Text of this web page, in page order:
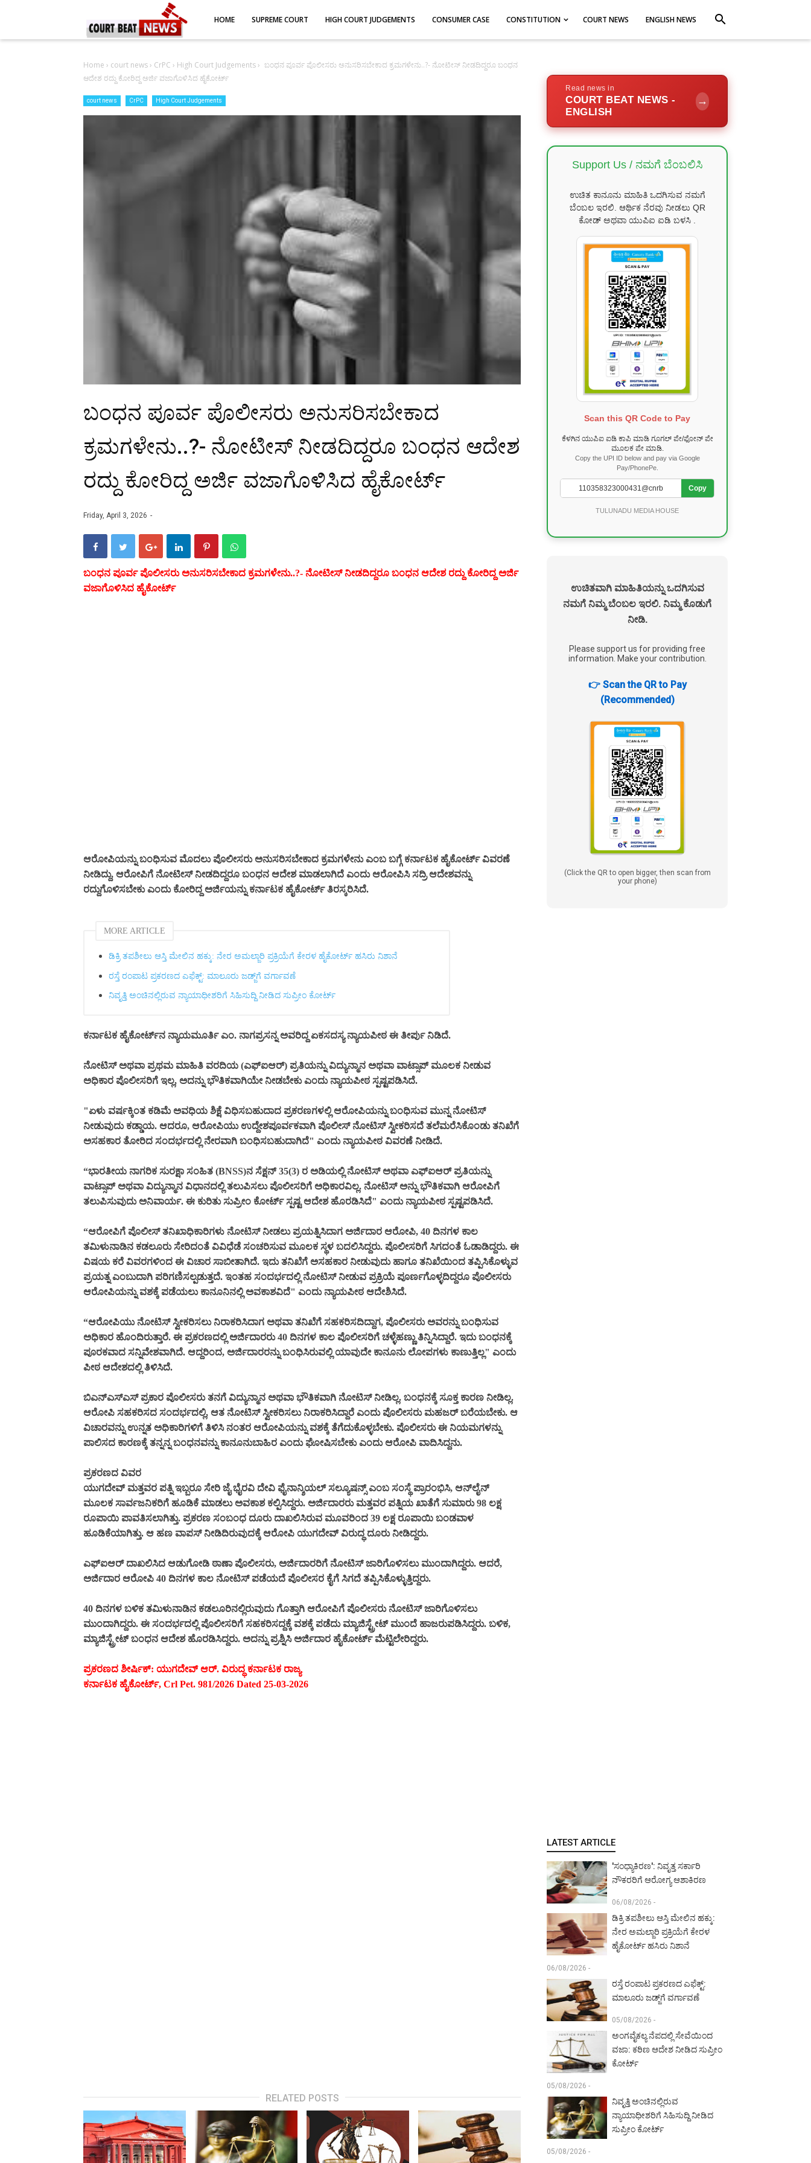
HOME SUPREME COURT HIGH COURT JUDGEMENTS CONSUMER CASE CONSTITUTION COURT NEWS ENGLISH NEWS search
Home › court news› CrPC › High Court Judgements› ಬಂಧನ ಪೂರ್ವ ಪೊಲೀಸರು ಅನುಸರಿಸಬೇಕಾದ ಕ್ರಮಗಳೇನು..?- ನೋಟೀಸ್ ನೀಡದಿದ್ದರೂ ಬಂಧನ
ಆದೇಶ ರದ್ದು ಕೋರಿದ್ದ ಅರ್ಜಿ ವಜಾಗೊಳಿಸಿದ ಹೈಕೋರ್ಟ್
court news CrPC High Court Judgements
ಬಂಧನ ಪೂರ್ವ ಪೊಲೀಸರು ಅನುಸರಿಸಬೇಕಾದ
ಕ್ರಮಗಳೇನು..?- ನೋಟೀಸ್ ನೀಡದಿದ್ದರೂ ಬಂಧನ ಆದೇಶ
ರದ್ದು ಕೋರಿದ್ದ ಅರ್ಜಿ ವಜಾಗೊಳಿಸಿದ ಹೈಕೋರ್ಟ್
Friday, April 3, 2026
ಬಂಧನ ಪೂರ್ವ ಪೊಲೀಸರು ಅನುಸರಿಸಬೇಕಾದ ಕ್ರಮಗಳೇನು..?- ನೋಟೀಸ್ ನೀಡದಿದ್ದರೂ ಬಂಧನ ಆದೇಶ ರದ್ದು ಕೋರಿದ್ದ ಅರ್ಜಿ
ವಜಾಗೊಳಿಸಿದ ಹೈಕೋರ್ಟ್
ಆರೋಪಿಯನ್ನು ಬಂಧಿಸುವ ಮೊದಲು ಪೊಲೀಸರು ಅನುಸರಿಸಬೇಕಾದ ಕ್ರಮಗಳೇನು ಎಂಬ ಬಗ್ಗೆ ಕರ್ನಾಟಕ ಹೈಕೋರ್ಟ್ ವಿವರಣೆ
ನೀಡಿದ್ದು, ಆರೋಪಿಗೆ ನೋಟೀಸ್ ನೀಡದಿದ್ದರೂ ಬಂಧನ ಆದೇಶ ಮಾಡಲಾಗಿದೆ ಎಂದು ಆರೋಪಿಸಿ ಸದ್ರಿ ಆದೇಶವನ್ನು
ರದ್ದುಗೊಳಿಸಬೇಕು ಎಂದು ಕೋರಿದ್ದ ಅರ್ಜಿಯನ್ನು ಕರ್ನಾಟಕ ಹೈಕೋರ್ಟ್ ತಿರಸ್ಕರಿಸಿದೆ.
MORE ARTICLE
ಡಿಕ್ರಿ ತಪಶೀಲು ಆಸ್ತಿ ಮೇಲಿನ ಹಕ್ಕು: ನೇರ ಅಮಲ್ಜಾರಿ ಪ್ರಕ್ರಿಯೆಗೆ ಕೇರಳ ಹೈಕೋರ್ಟ್ ಹಸಿರು ನಿಶಾನೆ
ರಸ್ತೆ ರಂಪಾಟ ಪ್ರಕರಣದ ಎಫೆಕ್ಟ್‌: ಮಾಲೂರು ಜಡ್ಜ್‌ಗೆ ವರ್ಗಾವಣೆ
ನಿವೃತ್ತಿ ಅಂಚಿನಲ್ಲಿರುವ ನ್ಯಾಯಾಧೀಶರಿಗೆ ಸಿಹಿಸುದ್ದಿ ನೀಡಿದ ಸುಪ್ರೀಂ ಕೋರ್ಟ್‌
ಕರ್ನಾಟಕ ಹೈಕೋರ್ಟ್‌ನ ನ್ಯಾಯಮೂರ್ತಿ ಎಂ. ನಾಗಪ್ರಸನ್ನ ಅವರಿದ್ದ ಏಕಸದಸ್ಯ ನ್ಯಾಯಪೀಠ ಈ ತೀರ್ಪು ನಿಡಿದೆ.
ನೋಟಿಸ್‌ ಅಥವಾ ಪ್ರಥಮ ಮಾಹಿತಿ ವರದಿಯ (ಎಫ್‌ಐಆರ್) ಪ್ರತಿಯನ್ನು ವಿದ್ಯುನ್ಮಾನ ಅಥವಾ ವಾಟ್ಸಾಪ್ ಮೂಲಕ ನೀಡುವ
ಅಧಿಕಾರ ಪೊಲೀಸರಿಗೆ ಇಲ್ಲ, ಅದನ್ನು ಭೌತಿಕವಾಗಿಯೇ ನೀಡಬೇಕು ಎಂದು ನ್ಯಾಯಪೀಠ ಸ್ಪಷ್ಟಪಡಿಸಿದೆ.
"ಏಳು ವರ್ಷಕ್ಕಿಂತ ಕಡಿಮೆ ಅವಧಿಯ ಶಿಕ್ಷೆ ವಿಧಿಸಬಹುದಾದ ಪ್ರಕರಣಗಳಲ್ಲಿ ಆರೋಪಿಯನ್ನು ಬಂಧಿಸುವ ಮುನ್ನ ನೋಟಿಸ್‌
ನೀಡುವುದು ಕಡ್ಡಾಯ. ಆದರೂ, ಆರೋಪಿಯು ಉದ್ದೇಶಪೂರ್ವಕವಾಗಿ ಪೊಲೀಸ್ ನೋಟಿಸ್ ಸ್ವೀಕರಿಸದೆ ತಲೆಮರೆಸಿಕೊಂಡು ತನಿಖೆಗೆ
ಅಸಹಕಾರ ತೋರಿದ ಸಂದರ್ಭದಲ್ಲಿ ನೇರವಾಗಿ ಬಂಧಿಸಬಹುದಾಗಿದೆ" ಎಂದು ನ್ಯಾಯಪೀಠ ವಿವರಣೆ ನೀಡಿದೆ.
“ಭಾರತೀಯ ನಾಗರಿಕ ಸುರಕ್ಷಾ ಸಂಹಿತ (BNSS)ನ ಸೆಕ್ಷನ್ 35(3) ರ ಅಡಿಯಲ್ಲಿ ನೋಟಿಸ್ ಅಥವಾ ಎಫ್‌ಐಆರ್ ಪ್ರತಿಯನ್ನು
ವಾಟ್ಸಾಪ್ ಅಥವಾ ವಿದ್ಯುನ್ಮಾನ ವಿಧಾನದಲ್ಲಿ ತಲುಪಿಸಲು ಪೊಲೀಸರಿಗೆ ಅಧಿಕಾರವಿಲ್ಲ. ನೋಟಿಸ್‌ ಅನ್ನು ಭೌತಿಕವಾಗಿ ಆರೋಪಿಗೆ
ತಲುಪಿಸುವುದು ಅನಿವಾರ್ಯ. ಈ ಕುರಿತು ಸುಪ್ರೀಂ ಕೋರ್ಟ್ ಸ್ಪಷ್ಟ ಆದೇಶ ಹೊರಡಿಸಿದೆ" ಎಂದು ನ್ಯಾಯಪೀಠ ಸ್ಪಷ್ಟಪಡಿಸಿದೆ.
“ಆರೋಪಿಗೆ ಪೊಲೀಸ್ ತನಿಖಾಧಿಕಾರಿಗಳು ನೋಟಿಸ್ ನೀಡಲು ಪ್ರಯತ್ನಿಸಿದಾಗ ಅರ್ಜಿದಾರ ಆರೋಪಿ, 40 ದಿನಗಳ ಕಾಲ
ತಮಿಳುನಾಡಿನ ಕಡಲೂರು ಸೇರಿದಂತೆ ವಿವಿಧೆಡೆ ಸಂಚರಿಸುವ ಮೂಲಕ ಸ್ಥಳ ಬದಲಿಸಿದ್ದರು. ಪೊಲೀಸರಿಗೆ ಸಿಗದಂತೆ ಓಡಾಡಿದ್ದರು. ಈ
ವಿಷಯ ಕರೆ ವಿವರಗಳಿಂದ ಈ ವಿಚಾರ ಸಾಬೀತಾಗಿದೆ. ಇದು ತನಿಖೆಗೆ ಅಸಹಕಾರ ನೀಡುವುದು ಹಾಗೂ ತನಿಖೆಯಿಂದ ತಪ್ಪಿಸಿಕೊಳ್ಳುವ
ಪ್ರಯತ್ನ ಎಂಬುದಾಗಿ ಪರಿಗಣಿಸಲ್ಪಡುತ್ತದೆ. ಇಂತಹ ಸಂದರ್ಭದಲ್ಲಿ ನೋಟಿಸ್‌ ನೀಡುವ ಪ್ರಕ್ರಿಯೆ ಪೂರ್ಣಗೊಳ್ಳದಿದ್ದರೂ ಪೊಲೀಸರು
ಆರೋಪಿಯನ್ನು ವಶಕ್ಕೆ ಪಡೆಯಲು ಕಾನೂನಿನಲ್ಲಿ ಅವಕಾಶವಿದೆ" ಎಂದು ನ್ಯಾಯಪೀಠ ಆದೇಶಿಸಿದೆ.
“ಆರೋಪಿಯು ನೋಟಿಸ್ ಸ್ವೀಕರಿಸಲು ನಿರಾಕರಿಸಿದಾಗ ಅಥವಾ ತನಿಖೆಗೆ ಸಹಕರಿಸದಿದ್ದಾಗ, ಪೊಲೀಸರು ಅವರನ್ನು ಬಂಧಿಸುವ
ಅಧಿಕಾರ ಹೊಂದಿರುತ್ತಾರೆ. ಈ ಪ್ರಕರಣದಲ್ಲಿ ಅರ್ಜಿದಾರರು 40 ದಿನಗಳ ಕಾಲ ಪೊಲೀಸರಿಗೆ ಚಳ್ಳೆಹಣ್ಣು ತಿನ್ನಿಸಿದ್ದಾರೆ. ಇದು ಬಂಧನಕ್ಕೆ
ಪೂರಕವಾದ ಸನ್ನಿವೇಶವಾಗಿದೆ. ಆದ್ದರಿಂದ, ಅರ್ಜಿದಾರರನ್ನು ಬಂಧಿಸಿರುವಲ್ಲಿ ಯಾವುದೇ ಕಾನೂನು ಲೋಪಗಳು ಕಾಣುತ್ತಿಲ್ಲ" ಎಂದು
ಪೀಠ ಆದೇಶದಲ್ಲಿ ತಿಳಿಸಿದೆ.
ಬಿಎನ್‌ಎಸ್‌ಎಸ್‌ ಪ್ರಕಾರ ಪೊಲೀಸರು ತನಗೆ ವಿದ್ಯುನ್ಮಾನ ಅಥವಾ ಭೌತಿಕವಾಗಿ ನೋಟಿಸ್‌ ನೀಡಿಲ್ಲ. ಬಂಧನಕ್ಕೆ ಸೂಕ್ತ ಕಾರಣ ನೀಡಿಲ್ಲ.
ಆರೋಪಿ ಸಹಕರಿಸದ ಸಂದರ್ಭದಲ್ಲಿ, ಆತ ನೋಟಿಸ್ ಸ್ವೀಕರಿಸಲು ನಿರಾಕರಿಸಿದ್ದಾರೆ ಎಂದು ಪೊಲೀಸರು ಮಹಜರ್ ಬರೆಯಬೇಕು. ಆ
ವಿಚಾರವನ್ನು ಉನ್ನತ ಅಧಿಕಾರಿಗಳಿಗೆ ತಿಳಿಸಿ ನಂತರ ಆರೋಪಿಯನ್ನು ವಶಕ್ಕೆ ತೆಗೆದುಕೊಳ್ಳಬೇಕು. ಪೊಲೀಸರು ಈ ನಿಯಮಗಳನ್ನು
ಪಾಲಿಸದ ಕಾರಣಕ್ಕೆ ತನ್ನನ್ನ ಬಂಧನವನ್ನು ಕಾನೂನುಬಾಹಿರ ಎಂದು ಘೋಷಿಸಬೇಕು ಎಂದು ಆರೋಪಿ ವಾದಿಸಿದ್ದನು.
ಪ್ರಕರಣದ ವಿವರ
ಯುಗದೇವ್ ಮತ್ತವರ ಪತ್ನಿ ಇಬ್ಬರೂ ಸೇರಿ ಜೈ ಭೈರವಿ ದೇವಿ ಫೈನಾನ್ಶಿಯಲ್ ಸಲ್ಯೂಷನ್ಸ್ ಎಂಬ ಸಂಸ್ಥೆ ಪ್ರಾರಂಭಿಸಿ, ಆನ್‌ಲೈನ್
ಮೂಲಕ ಸಾರ್ವಜನಿಕರಿಗೆ ಹೂಡಿಕೆ ಮಾಡಲು ಅವಕಾಶ ಕಲ್ಪಿಸಿದ್ದರು. ಅರ್ಜಿದಾರರು ಮತ್ತವರ ಪತ್ನಿಯ ಖಾತೆಗೆ ಸುಮಾರು 98 ಲಕ್ಷ
ರೂಪಾಯಿ ಪಾವತಿಸಲಾಗಿತ್ತು. ಪ್ರಕರಣ ಸಂಬಂಧ ದೂರು ದಾಖಲಿಸಿರುವ ಮೂವರಿಂದ 39 ಲಕ್ಷ ರೂಪಾಯಿ ಬಂಡವಾಳ
ಹೂಡಿಕೆಯಾಗಿತ್ತು. ಆ ಹಣ ವಾಪಸ್ ನೀಡಿದಿರುವುದಕ್ಕೆ ಆರೋಪಿ ಯುಗದೇವ್ ವಿರುದ್ಧ ದೂರು ನೀಡಿದ್ದರು.
ಎಫ್‌ಐಆ‌ರ್ ದಾಖಲಿಸಿದ ಆಡುಗೋಡಿ ಠಾಣಾ ಪೊಲೀಸರು, ಅರ್ಜಿದಾರರಿಗೆ ನೋಟಿಸ್‌ ಜಾರಿಗೊಳಿಸಲು ಮುಂದಾಗಿದ್ದರು. ಆದರೆ,
ಅರ್ಜಿದಾರ ಆರೋಪಿ 40 ದಿನಗಳ ಕಾಲ ನೋಟಿಸ್ ಪಡೆಯದೆ ಪೊಲೀಸರ ಕೈಗೆ ಸಿಗದೆ ತಪ್ಪಿಸಿಕೊಳ್ಳುತ್ತಿದ್ದರು.
40 ದಿನಗಳ ಬಳಿಕ ತಮಿಳುನಾಡಿನ ಕಡಲೂರಿನಲ್ಲಿರುವುದು ಗೊತ್ತಾಗಿ ಆರೋಪಿಗೆ ಪೊಲೀಸರು ನೋಟಿಸ್ ಜಾರಿಗೊಳಿಸಲು
ಮುಂದಾಗಿದ್ದರು. ಈ ಸಂದರ್ಭದಲ್ಲಿ ಪೊಲೀಸರಿಗೆ ಸಹಕರಿಸದ್ದಕ್ಕೆ ವಶಕ್ಕೆ ಪಡೆದು ಮ್ಯಾಜಿಸ್ಟ್ರೇಟ್ ಮುಂದೆ ಹಾಜರುಪಡಿಸಿದ್ದರು. ಬಳಿಕ,
ಮ್ಯಾಜಿಸ್ಟ್ರೇಟ್ ಬಂಧನ ಆದೇಶ ಹೊರಡಿಸಿದ್ದರು. ಅದನ್ನು ಪ್ರಶ್ನಿಸಿ ಅರ್ಜಿದಾರ ಹೈಕೋರ್ಟ್ ಮೆಟ್ಟಿಲೇರಿದ್ದರು.
ಪ್ರಕರಣದ ಶೀರ್ಷಿಕ್: ಯುಗದೇವ್ ಆರ್. ವಿರುದ್ಧ ಕರ್ನಾಟಕ ರಾಜ್ಯ
ಕರ್ನಾಟಕ ಹೈಕೋರ್ಟ್‌, Crl Pet. 981/2026 Dated 25-03-2026
RELATED POSTS
Read news in
COURT BEAT NEWS -
ENGLISH
→
Support Us / ನಮಗೆ ಬೆಂಬಲಿಸಿ
ಉಚಿತ ಕಾನೂನು ಮಾಹಿತಿ ಒದಗಿಸುವ ನಮಗೆ
ಬೆಂಬಲ ಇರಲಿ. ಆರ್ಥಿಕ ನೆರವು ನೀಡಲು QR
ಕೋಡ್ ಅಥವಾ ಯುಪಿಐ ಐಡಿ ಬಳಸಿ .
Scan this QR Code to Pay
ಕೆಳಗಿನ ಯುಪಿಐ ಐಡಿ ಕಾಪಿ ಮಾಡಿ ಗೂಗಲ್ ಪೇ/ಫೋನ್ ಪೇ
ಮೂಲಕ ಪೇ ಮಾಡಿ.
Copy the UPI ID below and pay via Google
Pay/PhonePe.
Copy
TULUNADU MEDIA HOUSE
ಉಚಿತವಾಗಿ ಮಾಹಿತಿಯನ್ನು ಒದಗಿಸುವ
ನಮಗೆ ನಿಮ್ಮ ಬೆಂಬಲ ಇರಲಿ. ನಿಮ್ಮ ಕೊಡುಗೆ
ನೀಡಿ.
Please support us for providing free
information. Make your contribution.
👉 Scan the QR to Pay
(Recommended)
(Click the QR to open bigger, then scan from
your phone)
LATEST ARTICLE
'ಸಂಧ್ಯಾಕಿರಣ': ನಿವೃತ್ತ ಸರ್ಕಾರಿ
ನೌಕರರಿಗೆ ಆರೋಗ್ಯ ಆಶಾಕಿರಣ
06/08/2026 -
ಡಿಕ್ರಿ ತಪಶೀಲು ಆಸ್ತಿ ಮೇಲಿನ ಹಕ್ಕು:
ನೇರ ಅಮಲ್ಜಾರಿ ಪ್ರಕ್ರಿಯೆಗೆ ಕೇರಳ
ಹೈಕೋರ್ಟ್ ಹಸಿರು ನಿಶಾನೆ
06/08/2026 -
ರಸ್ತೆ ರಂಪಾಟ ಪ್ರಕರಣದ ಎಫೆಕ್ಟ್‌:
ಮಾಲೂರು ಜಡ್ಜ್‌ಗೆ ವರ್ಗಾವಣೆ
05/08/2026 -
ಅಂಗವೈಕಲ್ಯ ನೆಪದಲ್ಲಿ ಸೇವೆಯಿಂದ
ವಜಾ: ಕಠಿಣ ಆದೇಶ ನೀಡಿದ ಸುಪ್ರೀಂ
ಕೋರ್ಟ್‌
05/08/2026 -
ನಿವೃತ್ತಿ ಅಂಚಿನಲ್ಲಿರುವ
ನ್ಯಾಯಾಧೀಶರಿಗೆ ಸಿಹಿಸುದ್ದಿ ನೀಡಿದ
ಸುಪ್ರೀಂ ಕೋರ್ಟ್‌
05/08/2026 -